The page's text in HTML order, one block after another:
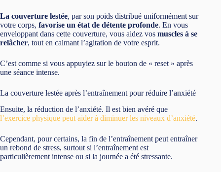
La couverture lestée, par son poids distribué uniformément sur
votre corps, favorise un état de détente profonde. En vous
enveloppant dans cette couverture, vous aidez vos muscles à se
relâcher, tout en calmant l’agitation de votre esprit.
C’est comme si vous appuyiez sur le bouton de « reset » après
une séance intense.
La couverture lestée après l’entraînement pour réduire l’anxiété
Ensuite, la réduction de l’anxiété. Il est bien avéré que
l’exercice physique peut aider à diminuer les niveaux d’anxiété.
Cependant, pour certains, la fin de l’entraînement peut entraîner
un rebond de stress, surtout si l’entraînement est
particulièrement intense ou si la journée a été stressante.